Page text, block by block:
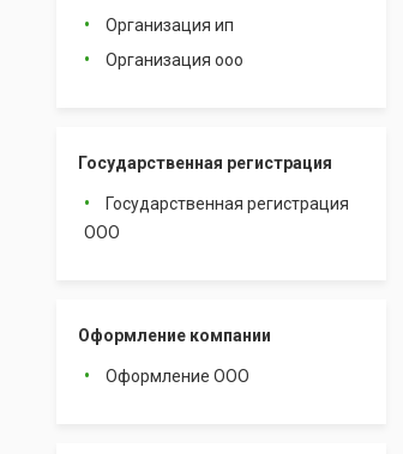
Организация ип
Организация ооо
Государственная регистрация
Государственная регистрация
ООО
Оформление компании
Оформление ООО